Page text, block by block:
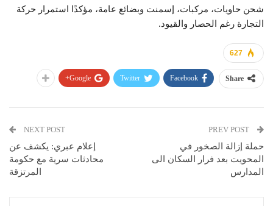
شحن حاويات، مركبات، إسمنت وبضائع عامة، مؤكدًا استمرار حركة
التجارة رغم الحصار والقيود.
627
Share
Facebook
Twitter
Google+
حملة إزالة الصخور في
المحويت بعد فرار السكان الى
المدارس
NEXT POST
إعلام عبري: يكشف عن
محادثات سرية مع حكومة
المرتزقة